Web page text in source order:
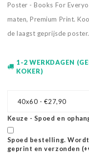
Poster - Books For
maten, Premium Print.
de laagst geprijsde poster.
1-2 WERKDAGEN
KOKER)
40x60 - €27,90
Keuze - Spoed en
Spoed bestelling.
geprint en verzonden